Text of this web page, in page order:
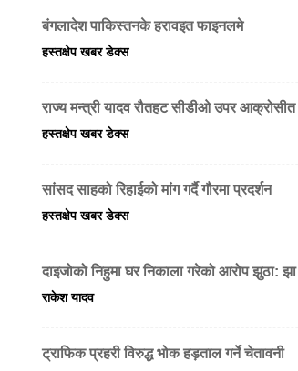
बंगलादेश पाकिस्तनके हरावइत फाइनलमे
हस्तक्षेप खबर डेक्स
राज्य मन्त्री यादव रौतहट सीडीओ उपर आक्रोसीत
हस्तक्षेप खबर डेक्स
सांसद साहको रिहाईको मांग गर्दै गौरमा प्रदर्शन
हस्तक्षेप खबर डेक्स
दाइजोको निहुमा घर निकाला गरेको आरोप झुठा: झा
राकेश यादव
ट्राफिक प्रहरी विरुद्ध भोक हड़ताल गर्ने चेतावनी